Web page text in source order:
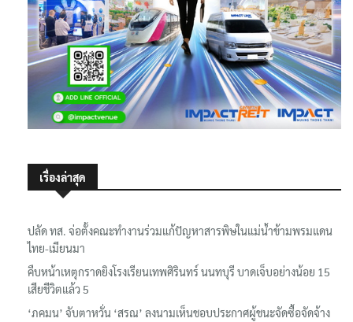
เรื่องล่าสุด
ปลัด ทส. จ่อตั้งคณะทำงานร่วมแก้ปัญหาสารพิษในแม่น้ำข้ามพรมแดน
ไทย-เมียนมา
คืบหน้าเหตุกราดยิงโรงเรียนเทพศิรินทร์ นนทบุรี บาดเจ็บอย่างน้อย 15
เสียชีวิตแล้ว 5
‘ภคมน’ จับตาหวั่น ‘สรณ’ ลงนามเห็นชอบประกาศผู้ชนะจัดซื้อจัดจ้าง